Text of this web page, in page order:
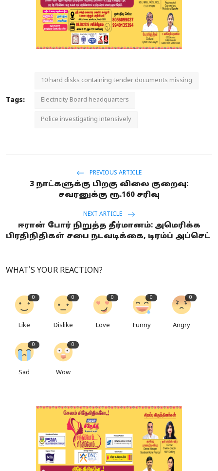
Tags:
10 hard disks containing tender documents missing
Electricity Board headquarters
Police investigating intensively
PREVIOUS ARTICLE
3 நாட்களுக்கு பிறகு விலை குறைவு:
சவரனுக்கு ரூ.160 சரிவு
NEXT ARTICLE
ஈரான் போர் நிறுத்த தீர்மானம்: அமெரிக்க
பிரதிநிதிகள் சபை நடவடிக்கை, டிரம்ப் அப்செட்
WHAT'S YOUR REACTION?
0
Like
0
Dislike
0
Love
0
Funny
0
Angry
0
Sad
0
Wow